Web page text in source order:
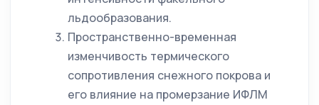
льдообразования.
Пространственно-временная
изменчивость термического
сопротивления снежного покрова и
его влияние на промерзание ИФЛМ